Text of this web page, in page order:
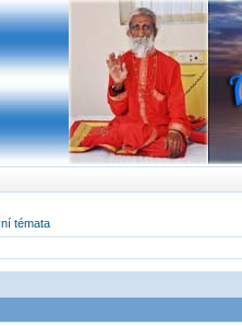
témata